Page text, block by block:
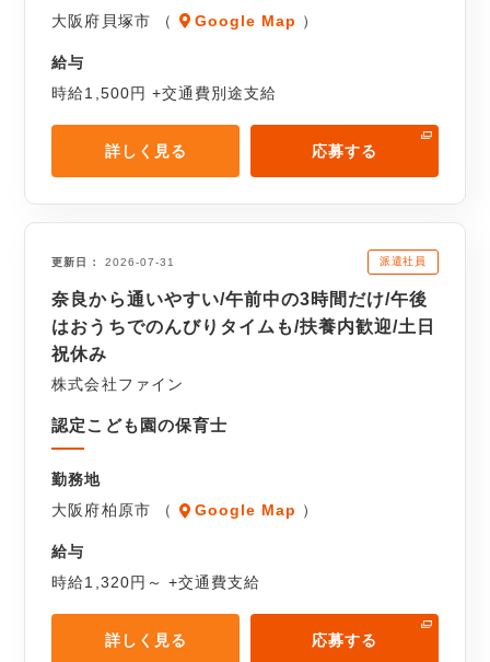
大阪府貝塚市 （
Google Map ）
給与
時給1,500円 +交通費別途支給
詳しく見る 応募する
更新日 2026-07-31 派遣社員
奈良から通いやすい/午前中の3時間だけ/午後
はおうちでのんびりタイムも/扶養内歓迎/土日
祝休み
株式会社ファイン
認定こども園の保育士
勤務地
大阪府柏原市 （
Google Map ）
給与
時給1,320円～ +交通費支給
詳しく見る 応募する